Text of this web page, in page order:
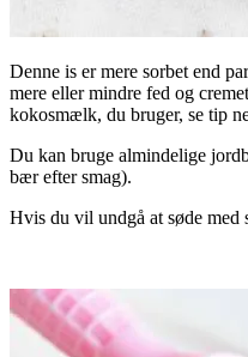
Denne is er mere sorbet end
mere eller mindre fed og
kokosmælk, du bruger, se tip
Du kan bruge almindelige
bær efter smag).
Hvis du vil undgå at søde med